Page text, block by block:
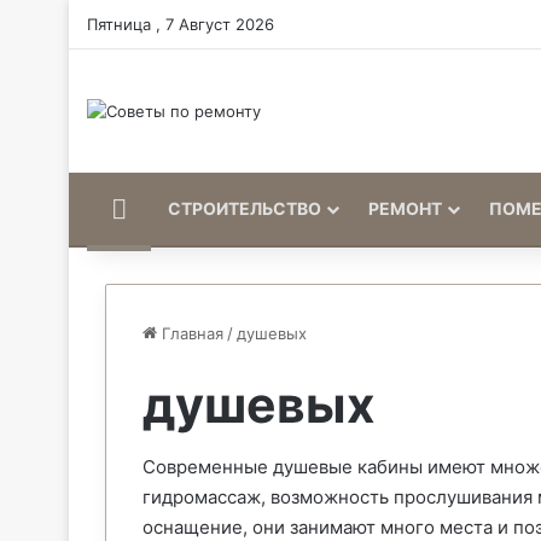
Пятница , 7 Август 2026
HomeСТРОИТЕЛЬСТВО РЕМОНТ
Главная / душевых
душевых
Современные душевые кабины имеют
гидромассаж, возможность
оснащение, они занимают много места и